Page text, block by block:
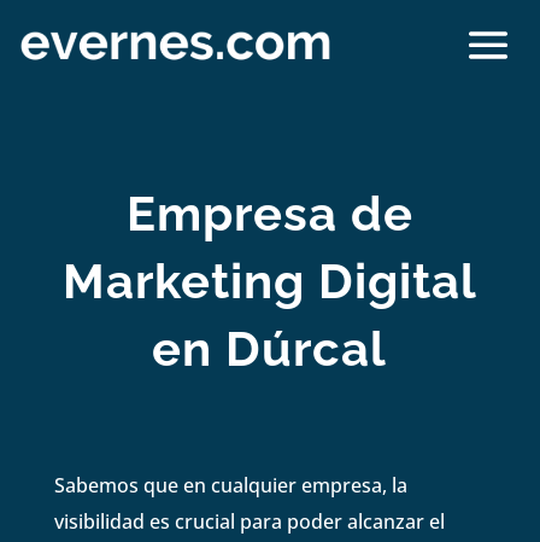
Empresa de
Marketing Digital
en Dúrcal
Sabemos que en cualquier empresa, la
visibilidad es crucial para poder alcanzar el